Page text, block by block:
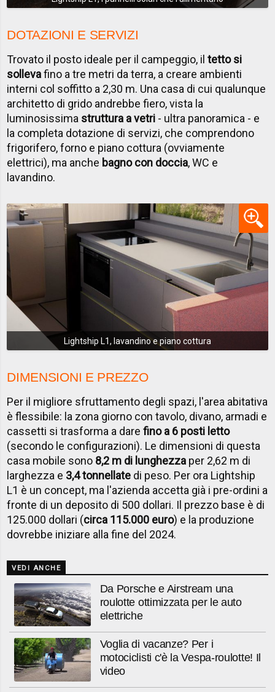
DOTAZIONI E SERVIZI
Trovato il posto ideale per il campeggio, iltetto si
sollevafino a tre metri da terra, a creare ambienti
interni col soffitto a 2,30 m. Una casa di cui qualunque
architetto di grido andrebbe fiero, vista la
luminosissima struttura a vetri - ultra panoramica - e
la completa dotazione di servizi, che comprendono
frigorifero, forno e piano cottura (ovviamente
elettrici), ma anche bagno con doccia, WC e
lavandino.
Lightship L1, lavandino e piano cottura
DIMENSIONI E PREZZO
Per il migliore sfruttamento degli spazi, l'area abitativa
è flessibile: la zona giorno con tavolo, divano, armadi e
cassetti si trasforma a darefino a 6 posti letto
(secondo le configurazioni). Le dimensioni di questa
casa mobile sono 8,2 m di lunghezza per 2,62 m di
larghezza e 3,4 tonnellate di peso. Per ora Lightship
L1 è un concept, ma l'azienda accetta già i pre-ordini a
fronte di un deposito di 500 dollari. Il prezzo base è di
125.000 dollari (circa 115.000 euro) e la produzione
dovrebbe iniziare alla fine del 2024.
VEDI ANCHE
Da Porsche e Airstream una
roulotte ottimizzata per le auto
elettriche
Voglia di vacanze? Per i
motociclisti c'è la Vespa-roulotte! Il
video